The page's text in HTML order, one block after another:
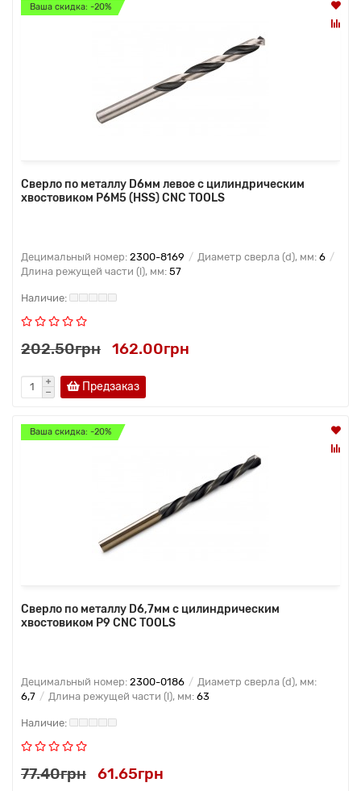
Ваша скидка: -20%
Сверло по металлу D6мм левое с цилиндрическим
хвостовиком Р6М5 (HSS) CNC TOOLS
Децимальный номер: 2300-8169 Диаметр сверла (d), мм: 6
Длина режущей части (l), мм: 57
202.50грн 162.00грн
Предзаказ
Ваша скидка: -20%
Сверло по металлу D6,7мм с цилиндрическим
хвостовиком Р9 CNC TOOLS
Децимальный номер: 2300-0186
Диаметр сверла (d), мм:
6,7
Длина режущей части (l), мм: 63
77.40грн 61.65грн